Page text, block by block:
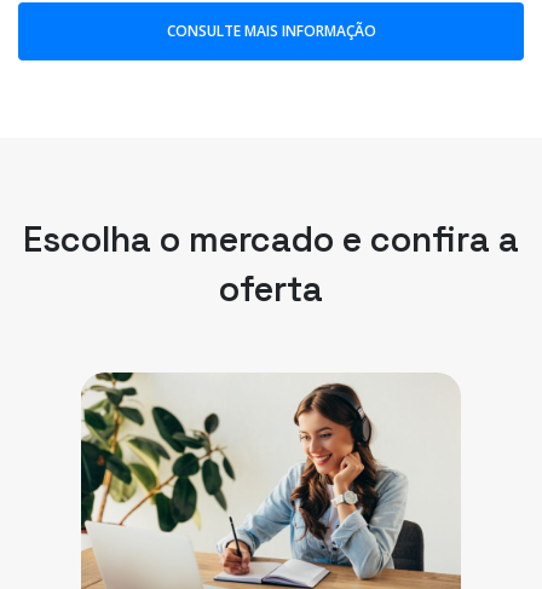
CONSULTE MAIS INFORMAÇÃO
Escolha o mercado e confira a
oferta